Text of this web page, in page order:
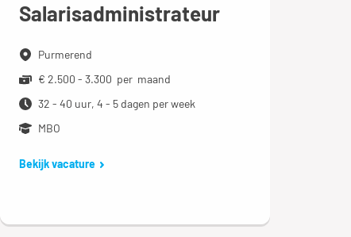
Salarisadministrateur
Purmerend
€ 2.500 - 3.300 per maand
32 - 40 uur, 4 - 5 dagen per week
MBO
Bekijk vacature